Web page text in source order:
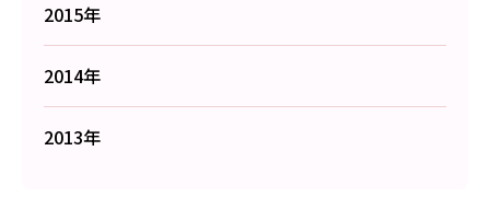
2015年
2014年
2013年